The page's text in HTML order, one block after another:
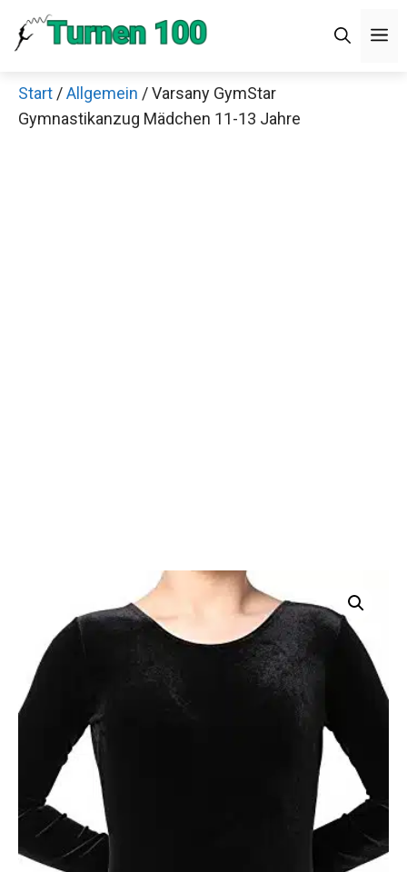
Inhalt
Start /Allgemein / Varsany GymStar
Gymnastikanzug Mädchen 11-13 Jahre